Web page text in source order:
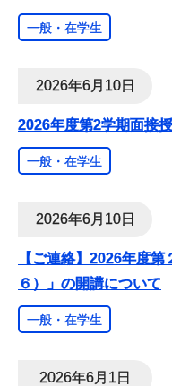
一般・在学生
2026年6月10日
2026年度第2学期面接
一般・在学生
2026年6月10日
【ご連絡】2026年度第
６）」の開講について
一般・在学生
2026年6月1日